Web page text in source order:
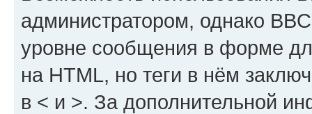
администратором, однако
уровне сообщения в форме
на HTML, но теги в нём
в < и >. За дополнительной